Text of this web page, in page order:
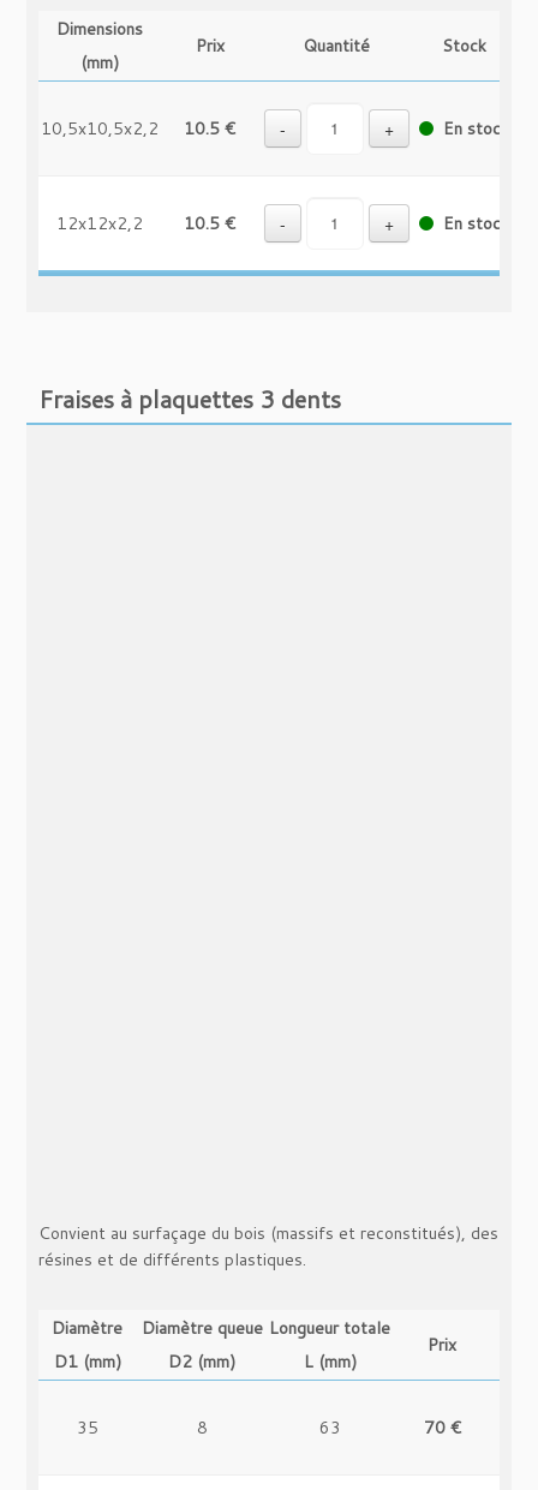
Dimensions
(mm)
Prix Quantité Stock
10,5x10,5x2,2 10.5 € - + En stock
12x12x2,2 10.5 € - + En stock
Fraises à plaquettes 3 dents
Convient au surfaçage du bois (massifs et reconstitués), des
résines et de différents plastiques.
Diamètre
D1 (mm)
Diamètre queue
D2 (mm)
Longueur totale
L (mm)
Prix
35 8 63 70 €